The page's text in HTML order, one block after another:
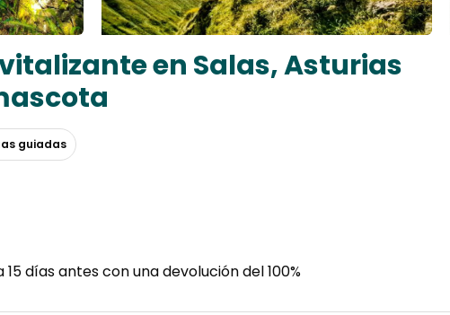
en Salas, Asturias
guiadas
días antes con una devolución del 100%